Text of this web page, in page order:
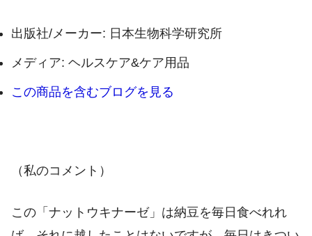
出版社/メーカー: 日本生物科学研究所
メディア: ヘルスケア&ケア用品
この商品を含むブログを見る
（私のコメント）
この「ナットウキナーゼ」は納豆を毎日食べれれ